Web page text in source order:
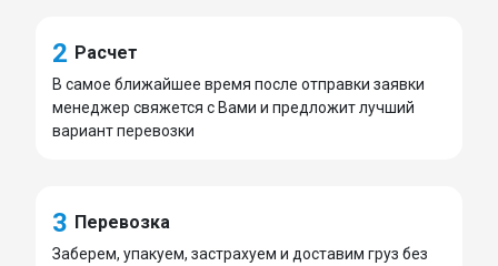
2 Расчет
В самое ближайшее время после отправки заявки
менеджер свяжется с Вами и предложит лучший
вариант перевозки
3 Перевозка
Заберем, упакуем, застрахуем и доставим груз без